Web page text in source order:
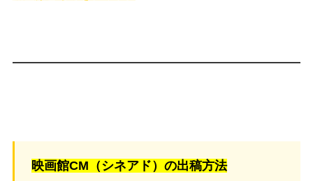
映画館CM（シネアド）の出稿方法